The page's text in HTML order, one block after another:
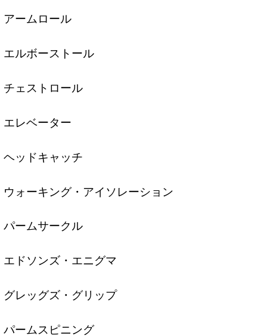
アームロール
エルボーストール
チェストロール
エレベーター
ヘッドキャッチ
ウォーキング・アイソレーション
パームサークル
エドソンズ・エニグマ
グレッグズ・グリップ
パームスピニング